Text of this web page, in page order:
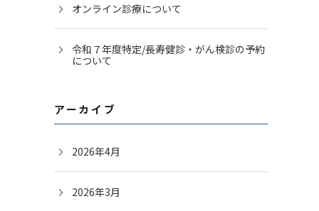
オンライン診療について
令和７年度特定/長寿健診・がん検診の予約
について
アーカイブ
2026年4月
2026年3月